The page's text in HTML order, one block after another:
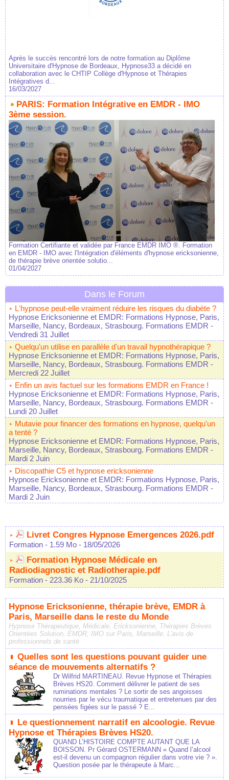
Après le succès rencontré lors de notre formation au Diplôme
Universitaire d'Hypnose de Bordeaux, Hypnose33 a décidé en
collaboration avec le CHTIP Collège d'Hypnose et Thérapies
Intégratives d...
16/03/2027
PARIS: Formation Intégrative en EMDR - IMO
3ème session.
Formation Certifiante et validée par France EMDR IMO ®. Formation
en EMDR - IMO avec l'Intégration d'éléments d'hypnose ericksonienne,
de thérapie brève orientée solutio...
01/04/2027
Dans le Forum
L'hypnose peut-elle vraiment réduire les risques du diabète ?
Hypnose Ericksonienne et EMDR: Formations Hypnose, Paris,
Marseille, Nancy, Bordeaux, Strasbourg. Formations EMDR -
Vendredi 31 Juillet
Quelqu'un utilise en parallèle d'un travail hypnothérapique ?
Hypnose Ericksonienne et EMDR: Formations Hypnose, Paris,
Marseille, Nancy, Bordeaux, Strasbourg. Formations EMDR -
Mercredi 22 Juillet
Enfin un avis factuel sur les formations EMDR en France !
Hypnose Ericksonienne et EMDR: Formations Hypnose, Paris,
Marseille, Nancy, Bordeaux, Strasbourg. Formations EMDR -
Lundi 20 Juillet
Mutavie pour financer des formations en hypnose, quelqu'un
a tenté ?
Hypnose Ericksonienne et EMDR: Formations Hypnose, Paris,
Marseille, Nancy, Bordeaux, Strasbourg. Formations EMDR -
Mardi 2 Juin
Discopathie C5 et hypnose ericksonienne
Hypnose Ericksonienne et EMDR: Formations Hypnose, Paris,
Marseille, Nancy, Bordeaux, Strasbourg. Formations EMDR -
Mardi 2 Juin
Livret Congres Hypnose Emergences 2026.pdf
Formation - 1.59 Mo - 18/05/2026
Formation Hypnose Médicale en
Radiodiagnostic et Radiotherapie.pdf
Formation - 223.36 Ko - 21/10/2025
Hypnose Ericksonienne, thérapie brève, EMDR à
Paris, Marseille dans le reste du Monde
Hypnose Thérapeutique, Médicale, Ericksonienne, Thérapies Brèves
Orientées Solution, EMDR, IMO sur Paris, Marseille. L'avis de
professionnels de santé
Quelles sont les questions pouvant guider une
séance de mouvements alternatifs ?
Dr Wilfrid MARTINEAU. Revue Hypnose et Thérapies
Brèves HS20. Comment délivrer le patient de ses
ruminations mentales ? Le sortir de ses angoisses
nourries par le vécu traumatique et entretenues par des
pensées figées sur le passé ? E...
Le questionnement narratif en alcoologie. Revue
Hypnose et Thérapies Brèves HS20.
QUAND L’HISTOIRE COMPTE AUTANT QUE LA
BOISSON. Pr Gérard OSTERMANN « Quand l’alcool
est-il devenu un compagnon régulier dans votre vie ? ».
Question posée par le thérapeute à Marc...